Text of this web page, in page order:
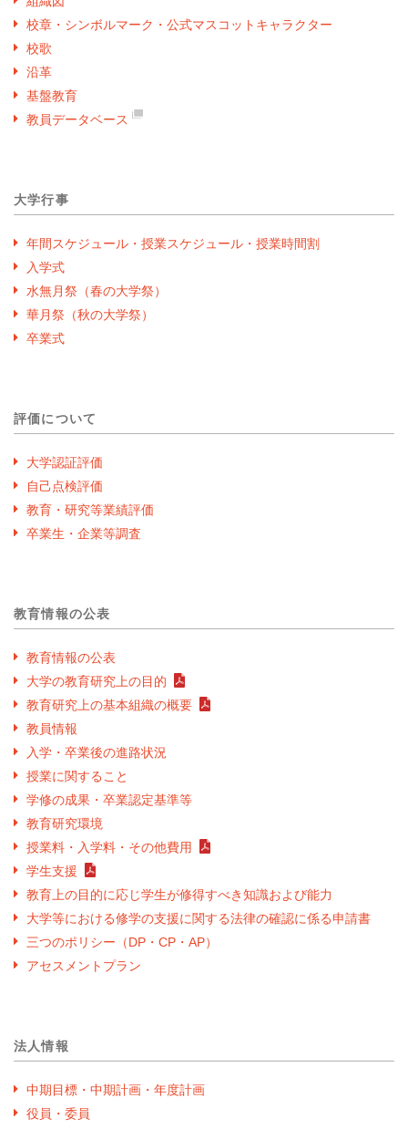
校章・シンボルマーク・公式マスコットキャラクター
校歌
沿革
基盤教育
教員データベース
大学行事
年間スケジュール・授業スケジュール・授業時間割
入学式
水無月祭（春の大学祭）
華月祭（秋の大学祭）
卒業式
評価について
大学認証評価
自己点検評価
教育・研究等業績評価
卒業生・企業等調査
教育情報の公表
教育情報の公表
大学の教育研究上の目的
教育研究上の基本組織の概要
教員情報
入学・卒業後の進路状況
授業に関すること
学修の成果・卒業認定基準等
教育研究環境
授業料・入学料・その他費用
学生支援
教育上の目的に応じ学生が修得すべき知識および能力
大学等における修学の支援に関する法律の確認に係る申請書
三つのポリシー（DP・CP・AP）
アセスメントプラン
法人情報
中期目標・中期計画・年度計画
役員・委員